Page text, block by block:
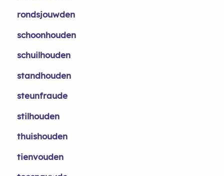
rondsjouwden
schoonhouden
schuilhouden
standhouden
steunfraude
stilhouden
thuishouden
tienvouden